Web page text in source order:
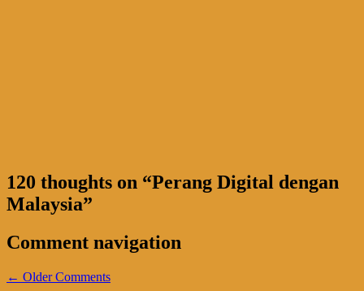
120 thoughts on “Perang Digital dengan
Malaysia”
Comment navigation
← Older Comments